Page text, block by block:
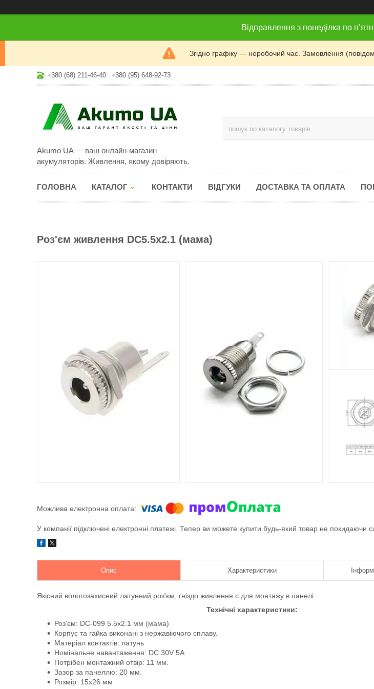
Відправлення з понеділка по
Згідно графіку — неробочий час. Замовлення
+380 (68) 211-46-40 +380 (95) 648-92-73
Akumo UA — ваш онлайн-магазин
акумуляторів. Живлення, якому довіряють.
ГОЛОВНА КАТАЛОГ КОНТАКТИ ВІДГУКИ ДОСТАВКА ТА ОПЛАТА
Роз'єм живлення DC5.5x2.1 (мама)
У компанії підключені електронні платежі. Тепер ви можете купити будь-який товар не покидаючи
Опис Характеристики
Якісний вологозахисний латунний роз'єм, гніздо живлення c для монтажу в панелі.
Технічні характеристики:
Роз'єм: DC-099 5.5х2.1 мм (мама)
Корпус та гайка виконані з нержавіючого сплаву.
Матеріал контактів: латунь
Номінальне навантаження: DC 30V 5A
Потрібен монтажний отвір: 11 мм.
Зазор за панеллю: 20 мм.
Розмір: 15х26 мм